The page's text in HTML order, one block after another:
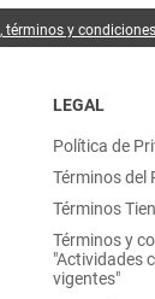
términos y condiciones
LEGAL
Política de
Términos del
Términos
Términos y
"Actividades
vigentes"